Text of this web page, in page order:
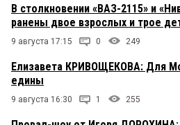
В столкновении «ВАЗ-2115» и
ранены двое взрослых и трое
9 августа 17:15 0 249
Елизавета КРИВОЩЕКОВА: Для
едины
9 августа 16:30 1 255